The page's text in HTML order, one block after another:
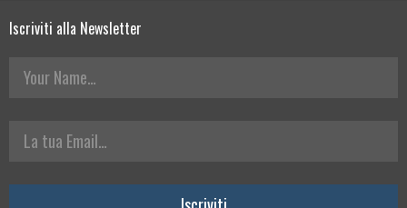
Iscriviti alla Newsletter
Your Name
La tua Email